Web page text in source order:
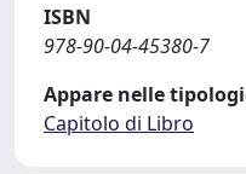
ISBN
978-90-04-45380-7
Appare nelle
Capitolo di Libro